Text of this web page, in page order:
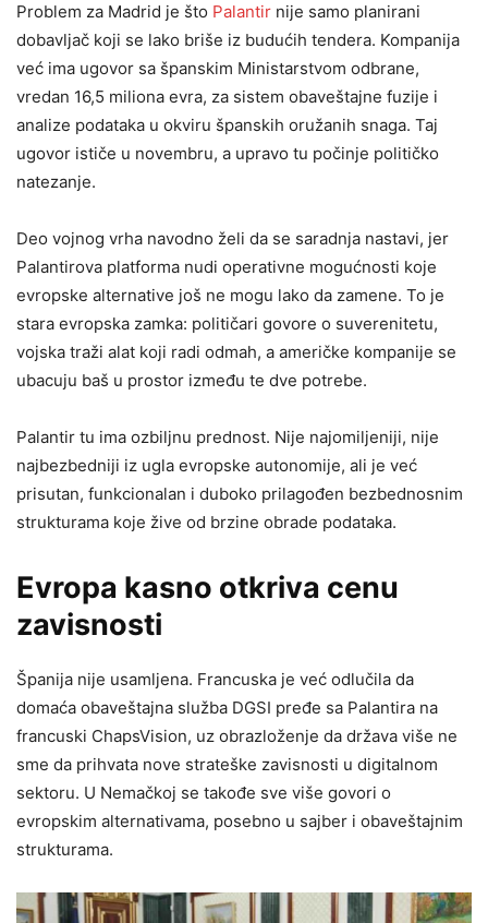
Problem za Madrid je što Palantir nije samo planirani
dobavljač koji se lako briše iz budućih tendera. Kompanija
već ima ugovor sa španskim Ministarstvom odbrane,
vredan 16,5 miliona evra, za sistem obaveštajne fuzije i
analize podataka u okviru španskih oružanih snaga. Taj
ugovor ističe u novembru, a upravo tu počinje političko
natezanje.
Deo vojnog vrha navodno želi da se saradnja nastavi, jer
Palantirova platforma nudi operativne mogućnosti koje
evropske alternative još ne mogu lako da zamene. To je
stara evropska zamka: političari govore o suverenitetu,
vojska traži alat koji radi odmah, a američke kompanije se
ubacuju baš u prostor između te dve potrebe.
Palantir tu ima ozbiljnu prednost. Nije najomiljeniji, nije
najbezbedniji iz ugla evropske autonomije, ali je već
prisutan, funkcionalan i duboko prilagođen bezbednosnim
strukturama koje žive od brzine obrade podataka.
Evropa kasno otkriva cenu
zavisnosti
Španija nije usamljena. Francuska je već odlučila da
domaća obaveštajna služba DGSI pređe sa Palantira na
francuski ChapsVision, uz obrazloženje da država više ne
sme da prihvata nove strateške zavisnosti u digitalnom
sektoru. U Nemačkoj se takođe sve više govori o
evropskim alternativama, posebno u sajber i obaveštajnim
strukturama.